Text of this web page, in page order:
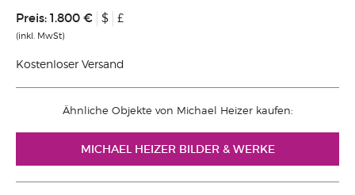
Preis: 1.800 € $ £
(inkl. MwSt)
Kostenloser Versand
Ähnliche Objekte von Michael Heizer kaufen:
MICHAEL HEIZER BILDER & WERKE